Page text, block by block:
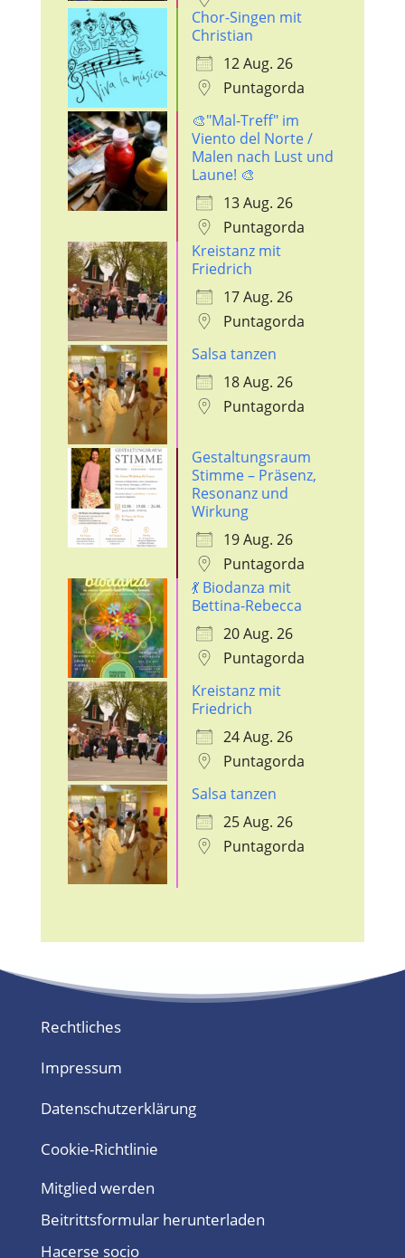
Chor-Singen mit
Christian
12 Aug. 26
Puntagorda
🎨"Mal-Treff" im
Viento del Norte /
Malen nach Lust und
Laune! 🎨
13 Aug. 26
Puntagorda
Kreistanz mit
Friedrich
17 Aug. 26
Puntagorda
Salsa tanzen
18 Aug. 26
Puntagorda
Gestaltungsraum
Stimme – Präsenz,
Resonanz und
Wirkung
19 Aug. 26
Puntagorda
💃 Biodanza mit
Bettina-Rebecca
20 Aug. 26
Puntagorda
Kreistanz mit
Friedrich
24 Aug. 26
Puntagorda
Salsa tanzen
25 Aug. 26
Puntagorda
Rechtliches
Impressum
Datenschutzerklärung
Cookie-Richtlinie
Mitglied werden
Beitrittsformular herunterladen
Hacerse socio